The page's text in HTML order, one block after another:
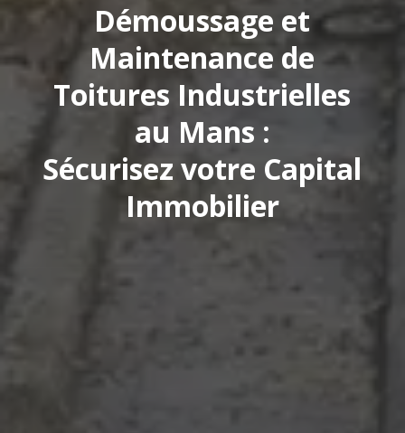
Démoussage et
Maintenance de
Toitures Industrielles
au Mans :
Sécurisez votre Capital
Immobilier